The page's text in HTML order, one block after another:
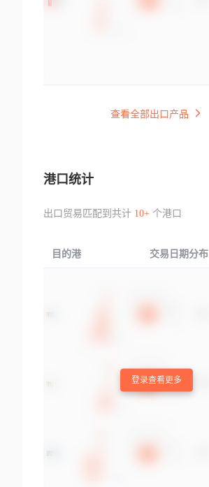
查看全部出口产品
港口统计
出口贸易匹配到共计 10+个港口
目的港 交易日期分布
登录查看更多